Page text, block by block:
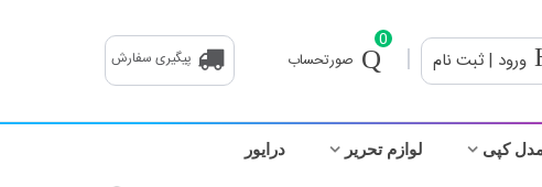
ورود | ثبت نام |
0
صورتحساب
پیگیری سفارش
کپی لوازم تحریر درایور